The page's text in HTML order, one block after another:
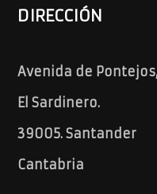
DIRECCIÓN
Avenida de
El Sardinero.
39005. Santander
Cantabria